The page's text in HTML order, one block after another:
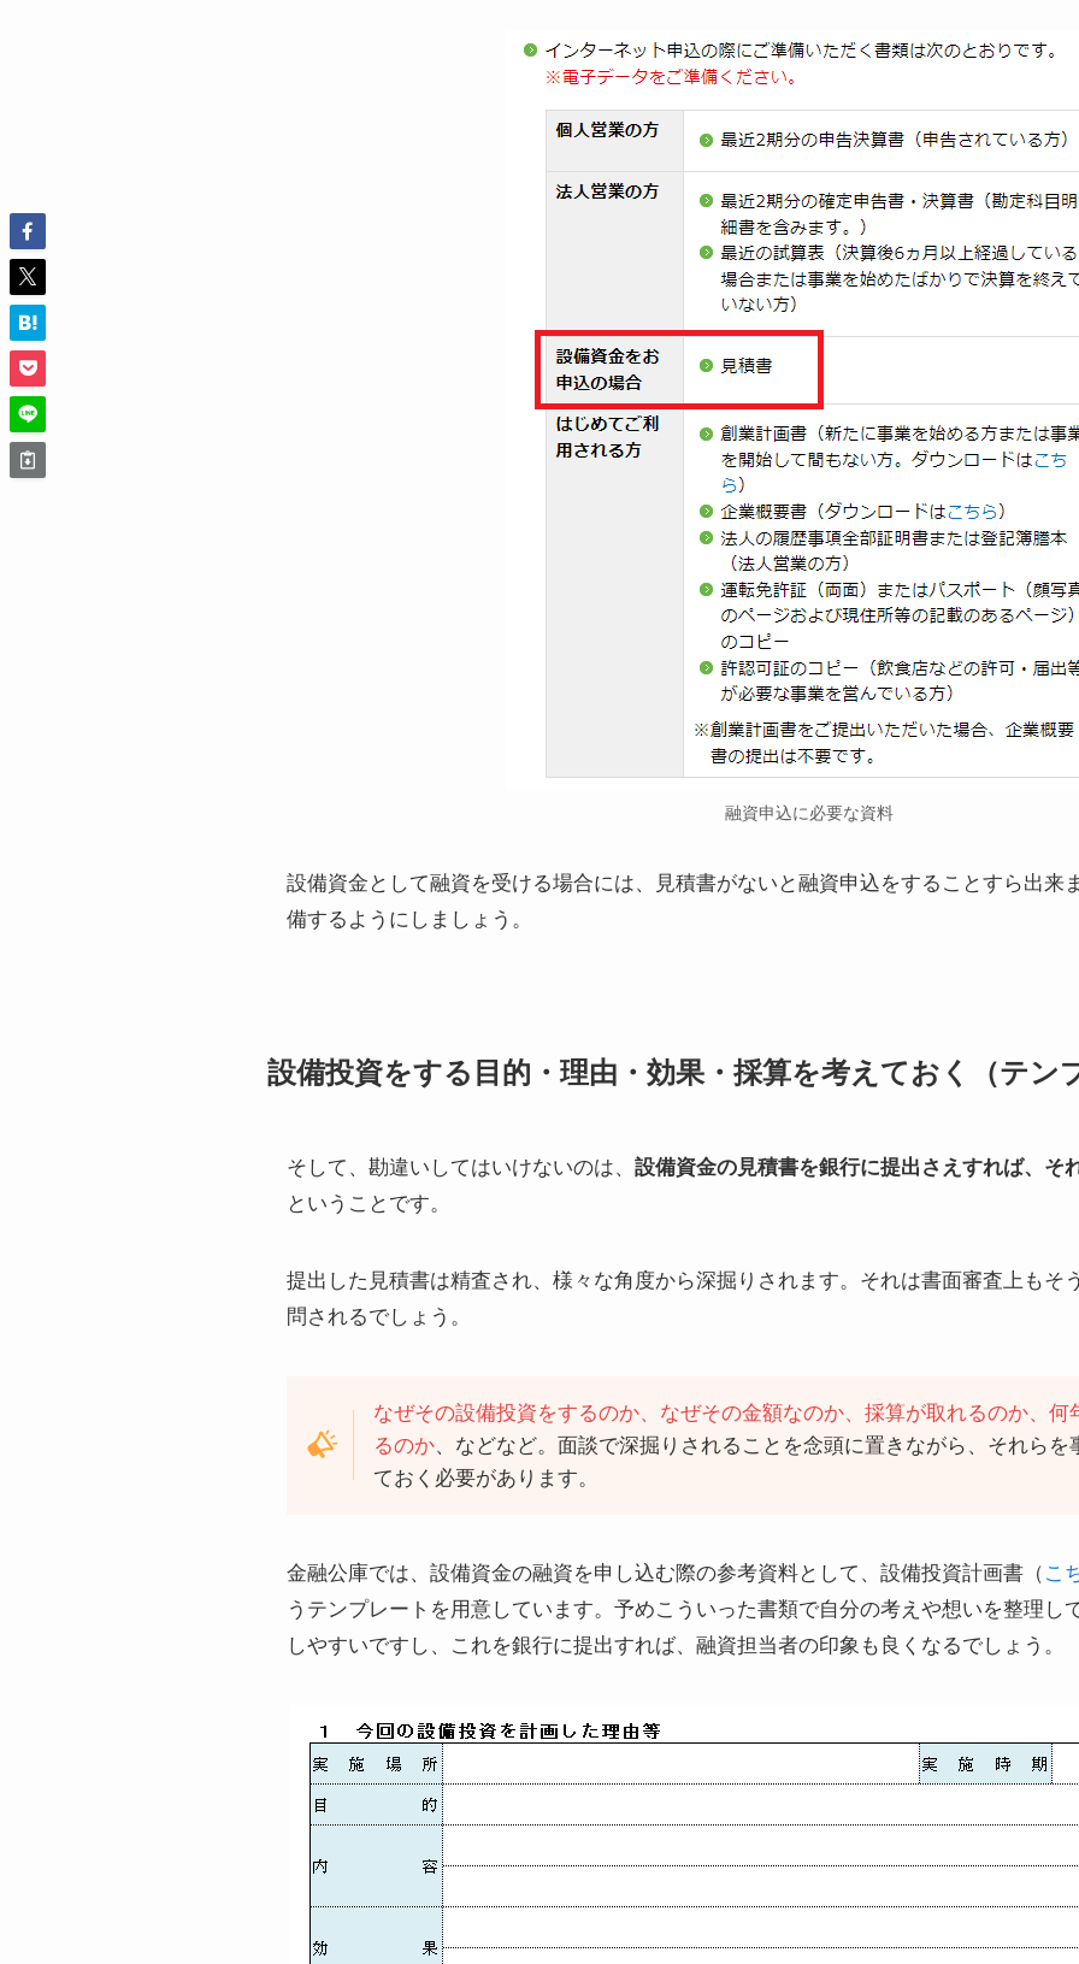
融資申込に必要な資料
設備資金として融資を受ける場合には、見積書がないと融資申込をすることすら出来
備するようにしましょう。
設備投資をする目的・理由・効果・採算を考えておく（テン
そして、勘違いしてはいけないのは、 設備資金の見積書を銀行に提出さえすれば、そ
ということです。
提出した見積書は精査され、様々な角度から深掘りされます。それは書面審査上もそ
問されるでしょう。
なぜその設備投資をするのか、なぜその金額なのか、採算が取れるのか、何
るのか、などなど。面談で深掘りされることを念頭に置きながら、それらを
ておく必要があります。
金融公庫では、設備資金の融資を申し込む際の参考資料として、設備投資計画書（ こ
うテンプレートを用意しています。予めこういった書類で自分の考えや想いを整理し
しやすいですし、これを銀行に提出すれば、融資担当者の印象も良くなるでしょう。